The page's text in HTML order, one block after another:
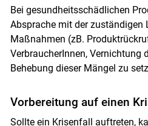
Bei gesundheitsschädlichen
Absprache mit der zuständigen
Maßnahmen (zB.
VerbraucherInnen, Vernichtung
Behebung dieser Mängel zu
Vorbereitung auf einen
Sollte ein Krisenfall auftreten,